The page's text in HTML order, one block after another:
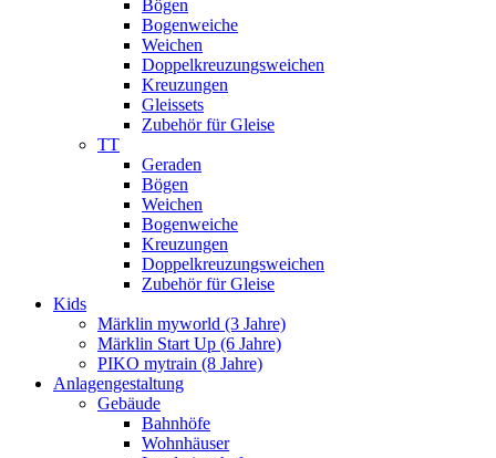
Bögen
Bogenweiche
Weichen
Doppelkreuzungsweichen
Kreuzungen
Gleissets
Zubehör für Gleise
TT
Geraden
Bögen
Weichen
Bogenweiche
Kreuzungen
Doppelkreuzungsweichen
Zubehör für Gleise
Kids
Märklin myworld (3 Jahre)
Märklin Start Up (6 Jahre)
PIKO mytrain (8 Jahre)
Anlagengestaltung
Gebäude
Bahnhöfe
Wohnhäuser